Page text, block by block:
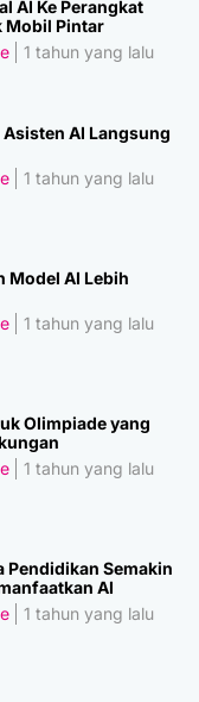
AI Ke Perangkat
Mobil Pintar
1 tahun yang lalu
AI Langsung
1 tahun yang lalu
Model AI Lebih
1 tahun yang lalu
Olimpiade yang
1 tahun yang lalu
Pendidikan Semakin
AI
1 tahun yang lalu